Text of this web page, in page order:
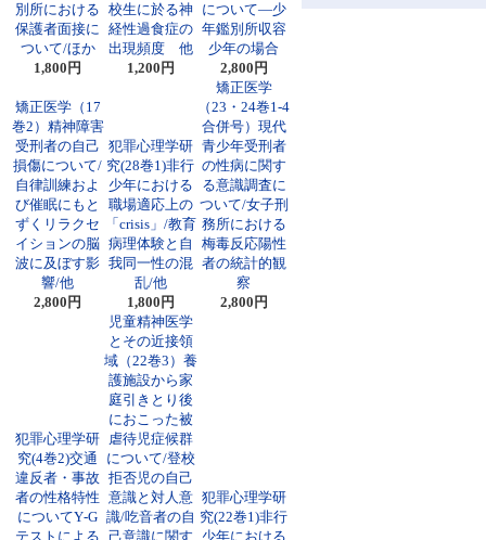
別所における
保護者面接に
ついて/ほか
1,800円
校生に於る神
経性過食症の
出現頻度 他
1,200円
について―少
年鑑別所収容
少年の場合
2,800円
矯正医学（17
巻2）精神障害
受刑者の自己
損傷について/
自律訓練およ
び催眠にもと
ずくリラクセ
イションの脳
波に及ぼす影
響/他
2,800円
犯罪心理学研
究(28巻1)非行
少年における
職場適応上の
「crisis」/教育
病理体験と自
我同一性の混
乱/他
1,800円
矯正医学
（23・24巻1-4
合併号）現代
青少年受刑者
の性病に関す
る意識調査に
ついて/女子刑
務所における
梅毒反応陽性
者の統計的観
察
2,800円
犯罪心理学研
究(4巻2)交通
違反者・事故
者の性格特性
についてY‐G
テストによる
児童精神医学
とその近接領
域（22巻3）養
護施設から家
庭引きとり後
におこった被
虐待児症候群
について/登校
拒否児の自己
意識と対人意
識/吃音者の自
己意識に関す
犯罪心理学研
究(22巻1)非行
少年における